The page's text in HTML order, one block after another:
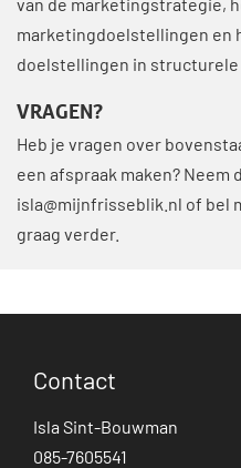
van de marketingstrategie,
marketingdoelstellingen en
doelstellingen in
VRAGEN?
Heb je vragen over
een afspraak maken? Neem
isla@mijnfrisseblik.nl of bel
graag verder.
Contact
Isla Sint-Bouwman
085-7605541